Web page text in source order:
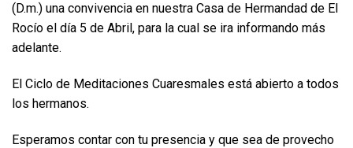
(D.m.) una convivencia en nuestra Casa de Hermandad de El
Rocío el día 5 de Abril, para la cual se ira informando más
adelante.
El Ciclo de Meditaciones Cuaresmales está abierto a todos
los hermanos.
Esperamos contar con tu presencia y que sea de provecho